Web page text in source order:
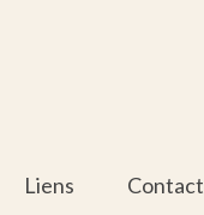
Liens Contact